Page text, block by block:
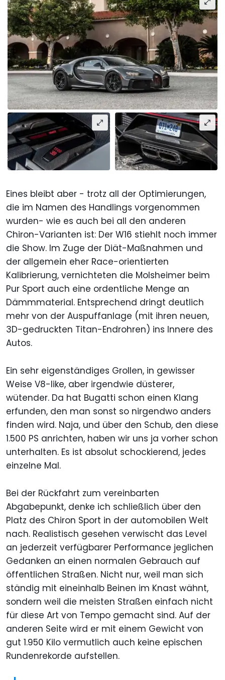
Eines bleibt aber - trotz all der Optimierungen,
die im Namen des Handlings vorgenommen
wurden- wie es auch bei all den anderen
Chiron-Varianten ist: Der W16 stiehlt noch immer
die Show. Im Zuge der Diät-Maßnahmen und
der allgemein eher Race-orientierten
Kalibrierung, vernichteten die Molsheimer beim
Pur Sport auch eine ordentliche Menge an
Dämmmaterial. Entsprechend dringt deutlich
mehr von der Auspuffanlage (mit ihren neuen,
3D-gedruckten Titan-Endrohren) ins Innere des
Autos.
Ein sehr eigenständiges Grollen, in gewisser
Weise V8-like, aber irgendwie düsterer,
wütender. Da hat Bugatti schon einen Klang
erfunden, den man sonst so nirgendwo anders
finden wird. Naja, und über den Schub, den diese
1.500 PS anrichten, haben wir uns ja vorher schon
unterhalten. Es ist absolut schockierend, jedes
einzelne Mal.
Bei der Rückfahrt zum vereinbarten
Abgabepunkt, denke ich schließlich über den
Platz des Chiron Sport in der automobilen Welt
nach. Realistisch gesehen verwischt das Level
an jederzeit verfügbarer Performance jeglichen
Gedanken an einen normalen Gebrauch auf
öffentlichen Straßen. Nicht nur, weil man sich
ständig mit eineinhalb Beinen im Knast wähnt,
sondern weil die meisten Straßen einfach nicht
für diese Art von Tempo gemacht sind. Auf der
anderen Seite wird er mit einem Gewicht von
gut 1.950 Kilo vermutlich auch keine epischen
Rundenrekorde aufstellen.